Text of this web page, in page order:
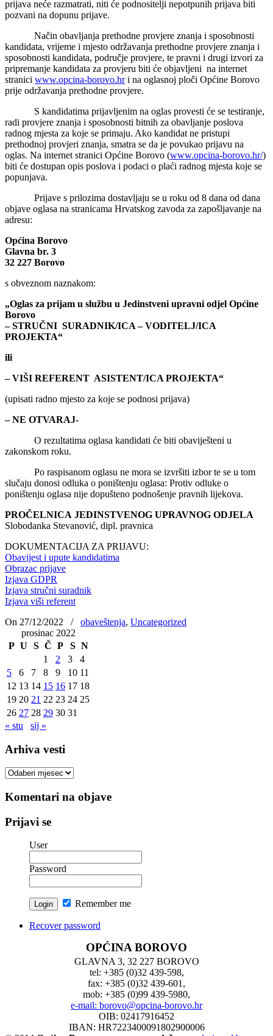
prijava neće razmatrati, niti će podnositelji nepotpunih prijava biti
pozvani na dopunu prijave.
Način obavljanja prethodne provjere znanja i sposobnosti
kandidata, vrijeme i mjesto održavanja prethodne provjere znanja i
sposobnosti kandidata, područje provjere, te pravni i drugi izvori za
pripremanje kandidata za provjeru biti će objavljeni na internet
stranici www.opcina-borovo.hri na oglasnoj ploči Općine Borovo
prije održavanja prethodne provjere.
S kandidatima prijavljenim na oglas provesti će se testiranje,
radi provjere znanja i sposobnosti bitnih za obavljanje poslova
radnog mjesta za koje se primaju. Ako kandidat ne pristupi
prethodnoj provjeri znanja, smatra se da je povukao prijavu na
oglas. Na internet stranici Općine Borovo (www.opcina-borovo.hr/)
biti će dostupan opis poslova i podaci o plaći radnog mjesta koje se
popunjava.
Prijave s prilozima dostavljaju se u roku od 8 dana od dana
objave oglasa na stranicama Hrvatskog zavoda za zapošljavanje na
adresu:
Općina Borovo
Glavna br. 3
32 227 Borovo
s obveznom naznakom:
„Oglas za prijam u službu u Jedinstveni upravni odjel Općine
Borovo
– STRUČNI SURADNIK/ICA – VODITELJ/ICA
PROJEKTA“
ili
– VIŠI REFERENT ASISTENT/ICA PROJEKTA“
(upisati radno mjesto za koje se podnosi prijava)
– NE OTVARAJ-
O rezultatima oglasa kandidati će biti obaviješteni u
zakonskom roku.
Po raspisanom oglasu ne mora se izvršiti izbor te se u tom
slučaju donosi odluka o poništenju oglasa: Protiv odluke o
poništenju oglasa nije dopušteno podnošenje pravnih lijekova.
PROČELNICA JEDINSTVENOG UPRAVNOG ODJELA
Slobodanka Stevanović, dipl. pravnica
DOKUMENTACIJA ZA PRIJAVU:
Obavijest i upute kandidatima
Obrazac prijave
Izjava GDPR
Izjava stručni suradnik
Izjava viši referent
On 27/12/2022
/ obaveštenja, Uncategorized
prosinac 2022
P U S Č P S N
1
2 3
4
5
6 7 8 9 10 11
12 13 14 15 16 17 18
19 20 21 22 23 24 25
26 27 28 29 30 31
« stu
sij »
Arhiva vesti
Arhiva
Komentari na objave
Prijavi se
User
Password
Remember me
Recover password
OPĆINA BOROVO
GLAVNA 3, 32 227 BOROVO
tel: +385 (0)32 439-598,
fax: +385 (0)32 439-601,
mob: +385 (0)99 439-5980,
e-mail: borovo@opcina-borovo.hr
OIB: 02417916452
IBAN: HR7223400091802900006